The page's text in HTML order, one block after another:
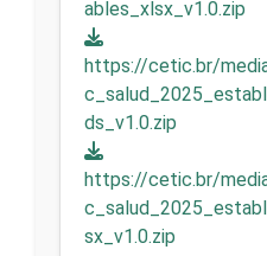
ables_xlsx_v1.0.zip
https://cetic.br/
ds_v1.0.zip
https://cetic.br/
sx_v1.0.zip